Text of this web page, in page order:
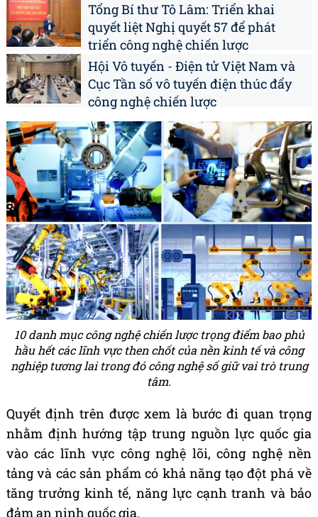
Tổng Bí thư Tô Lâm: Triển khai
quyết liệt Nghị quyết 57 để phát
triển công nghệ chiến lược
Hội Vô tuyến - Điện tử Việt Nam và
Cục Tần số vô tuyến điện thúc đẩy
công nghệ chiến lược
10 danh mục công nghệ chiến lược trọng điểm bao phủ
hầu hết các lĩnh vực then chốt của nền kinh tế và công
nghiệp tương lai trong đó công nghệ số giữ vai trò trung
tâm.
Quyết định trên được xem là bước đi quan trọng
nhằm định hướng tập trung nguồn lực quốc gia
vào các lĩnh vực công nghệ lõi, công nghệ nền
tảng và các sản phẩm có khả năng tạo đột phá về
tăng trưởng kinh tế, năng lực cạnh tranh và bảo
đảm an ninh quốc gia.